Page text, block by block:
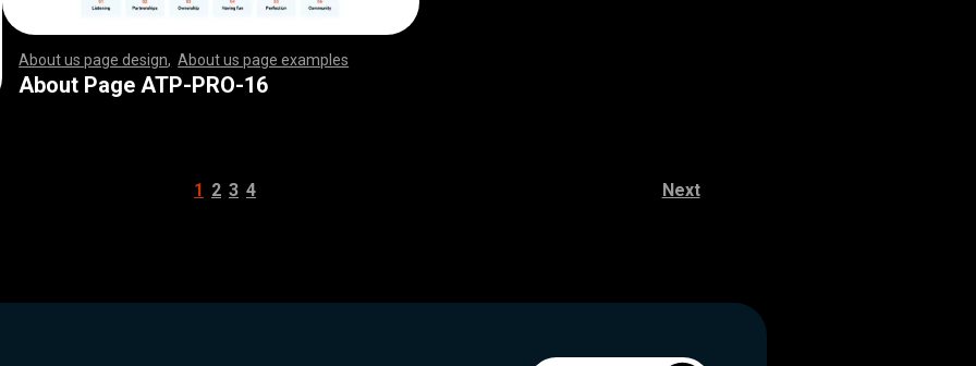
About us page design ,About us page examples
,,,,,,,,,,,,,,,,,,,,,,,, ,,,,,,,,,,,,,,,,,,,,,,,,,,,
,,,,,,,,,,,,,,,,,,,,,,,, ,,,,,,,,,,,,,,,,,,,,,,,,,,,
,,,,,,,,,,,,,,,,,,,,,,,, ,,,,,,,,,,,,,,,,,,,,,,,,,,,
,,,,,,,,,,,,,,,,,,,,,,,, ,,,,,,,,,,,,,,,,,,,,,,,,,,,
,,,,,,,,,,,,,,,,,,,,,,,, ,,,,,,,,,,,,,,,,,,,,,,,,,,,
,,,,,,,,,,,,,,,,,,,,,,,, ,,,,,,,,,,,,,,,,,,,,,,,,,,,
,,,,,,,,,,,,,,,,,,,,,,,, ,,,,,,,,,,,,,,,,,,,,,,,,,,,
,,,,,,,,,,,,,,,,,,,,,,,, ,,,,,,,,,,,,,,,,,,,,,,,,,,,
,,
About Page ATP-PRO-16
1 2 3 4 Next